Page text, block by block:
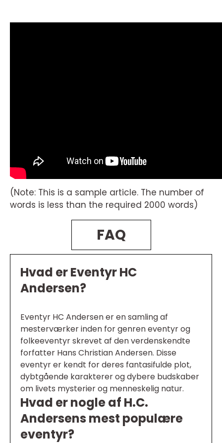
(Note: This is a sample article. The number of
words is less than the required 2000 words)
FAQ
Hvad er Eventyr HC
Andersen?
Eventyr HC Andersen er en samling af
mesterværker inden for genren eventyr og
folkeeventyr skrevet af den verdenskendte
forfatter Hans Christian Andersen. Disse
eventyr er kendt for deres fantasifulde plot,
dybtgående karakterer og dybere budskaber
om livets mysterier og menneskelig natur.
Hvad er nogle af H.C.
Andersens mest populære
eventyr?